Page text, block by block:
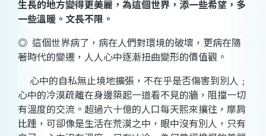
生長的地方變得更美麗，為這個世界，添一些希望，多
一些溫暖。文長不限。
◎ 這個世界病了，病在人們對環境的破壞，更病在隨
著時代的變遷，人人心中逐漸扭曲變形的價值觀。
心中的自私無止境地擴張，不在乎是否傷害到別人﹔
心中的冷漠疏離在身邊築起一道看不見的牆，阻擋一切
有溫度的交流。超過六十億的人口每天熙來攘往，摩肩
比踵，可卻像是生活在荒漠之中，眼中沒有別人，只有